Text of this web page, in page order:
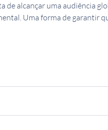
de alcançar uma audiência
Uma forma de garantir